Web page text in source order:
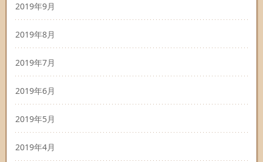
2019年9月
2019年8月
2019年7月
2019年6月
2019年5月
2019年4月